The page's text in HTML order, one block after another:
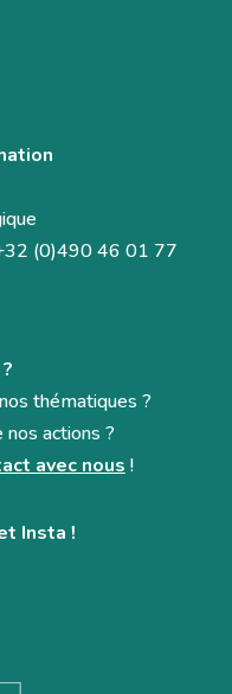
(0)490 46 01 77
thématiques ?
nos actions ?
avec nous !
Insta !